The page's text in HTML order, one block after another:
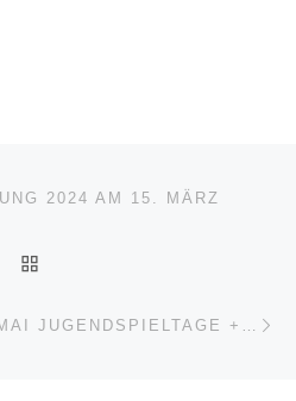
2024 AM 15. MÄRZ